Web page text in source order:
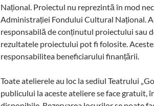
Național. Proiectul nu reprezintă în mod
Administrației Fondului Cultural Național.
responsabilă de conținutul proiectului sau
rezultatele proiectului pot fi folosite.
responsabilitea beneficiarului finanțării.
Toate atelierele au loc la sediul Teatrului
publicului la aceste ateliere se face gratuit,